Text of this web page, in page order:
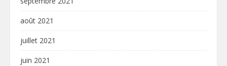
août 2021
juillet 2021
juin 2021